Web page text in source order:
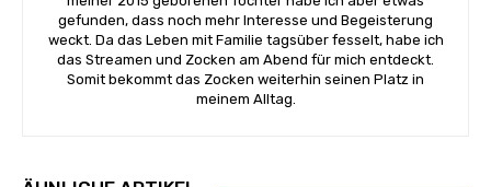
gefunden, dass noch mehr Interesse und Begeisterung
weckt. Da das Leben mit Familie tagsüber fesselt, habe ich
das Streamen und Zocken am Abend für mich entdeckt.
Somit bekommt das Zocken weiterhin seinen Platz in
meinem Alltag.